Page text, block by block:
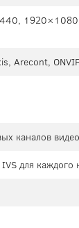
Arecont, ONVIF
каналов
для каждого